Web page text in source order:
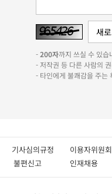
-200자까지 쓰실 수 있
- 저작권 등 다른 사람의
- 타인에게 불쾌감을 주는
기사심의규정 이용자위
불편신고 인재채용